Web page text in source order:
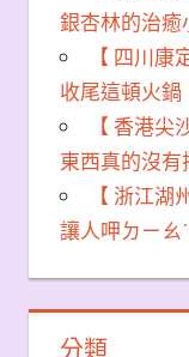
銀杏林的治癒
【 四川
收尾這頓火鍋
【 香港
東西真的沒有
【 浙江
讓人呷ㄉㄧㄠ
分類